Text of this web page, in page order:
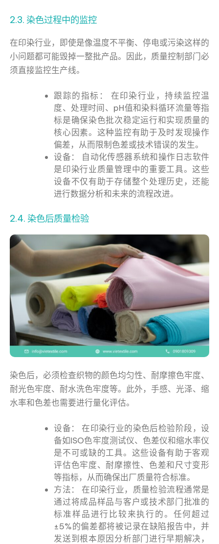
2.3. 染色过程中的监控
在印染行业，即使是像温度不平衡、停电或污染这样的
小问题都可能毁掉一整批产品。因此，质量控制部门必
须直接监控生产线。
跟踪的指标： 在印染行业，持续监控温
度、处理时间、pH值和染料循环流量等指
标是确保染色批次稳定运行和实现质量的
核心因素。这种监控有助于及时发现操作
偏差，从而限制色差或技术错误的发生。
设备： 自动化传感器系统和操作日志软件
是印染行业质量管理中的重要工具。这些
设备不仅有助于存储整个处理历史，还能
进行数据分析和未来的流程改进。
2.4. 染色后质量检验
染色后，必须检查织物的颜色均匀性、耐摩擦色牢度、
耐光色牢度、耐水洗色牢度等。此外，手感、光泽、缩
水率和色差也需要进行量化评估。
设备： 在印染行业的染色后检验阶段，设
备如ISO色牢度测试仪、色差仪和缩水率仪
是不可或缺的工具。这些设备有助于客观
评估色牢度、耐摩擦性、色差和尺寸变形
等指标，从而确保出厂质量符合标准。
方法： 在印染行业，质量检验流程通常是
通过将成品样品与客户或技术部门批准的
标准样品进行比较来执行的。任何超过
±5%的偏差都将被记录在缺陷报告中，并
发送到根本原因分析部门进行早期解决，